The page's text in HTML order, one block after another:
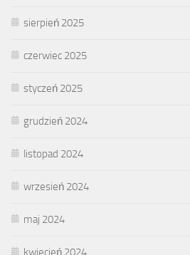
sierpień 2025
czerwiec 2025
styczeń 2025
grudzień 2024
listopad 2024
wrzesień 2024
maj 2024
kwiecień 2024